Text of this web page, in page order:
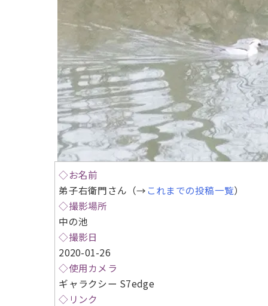
◇お名前
弟子右衛門さん（→ これまでの投稿一覧）
◇撮影場所
中の池
◇撮影日
2020-01-26
◇使用カメラ
ギャラクシー S7edge
◇リンク